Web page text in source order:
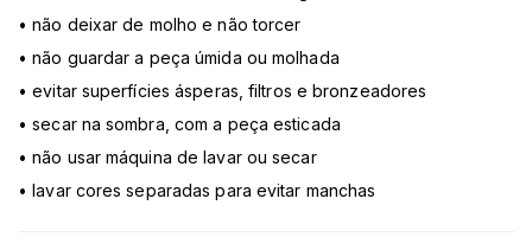
• não deixar de molho e não torcer
• não guardar a peça úmida ou molhada
• evitar superfícies ásperas, filtros e bronzeadores
• secar na sombra, com a peça esticada
• não usar máquina de lavar ou secar
• lavar cores separadas para evitar manchas